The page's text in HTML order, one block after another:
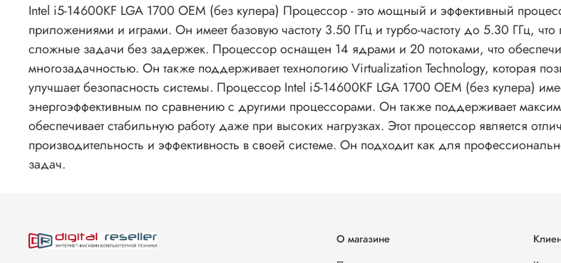
Intel i5-14600KF LGA 1700 OEM (без кулера) Процессор - это мощный и эффективный
приложениями и играми. Он имеет базовую частоту 3.50 ГГц и турбо-частоту до 5.30 ГГц,
сложные задачи без задержек. Процессор оснащен 14 ядрами и 20 потоками, что
многозадачностью. Он также поддерживает технологию Virtualization Technology, которая
улучшает безопасность системы. Процессор Intel i5-14600KF LGA 1700 OEM (без кулера)
энергоэффективным по сравнению с другими процессорами. Он также поддерживает
обеспечивает стабильную работу даже при высоких нагрузках. Этот процессор является
производительность и эффективность в своей системе. Он подходит как для
задач.
О магазине